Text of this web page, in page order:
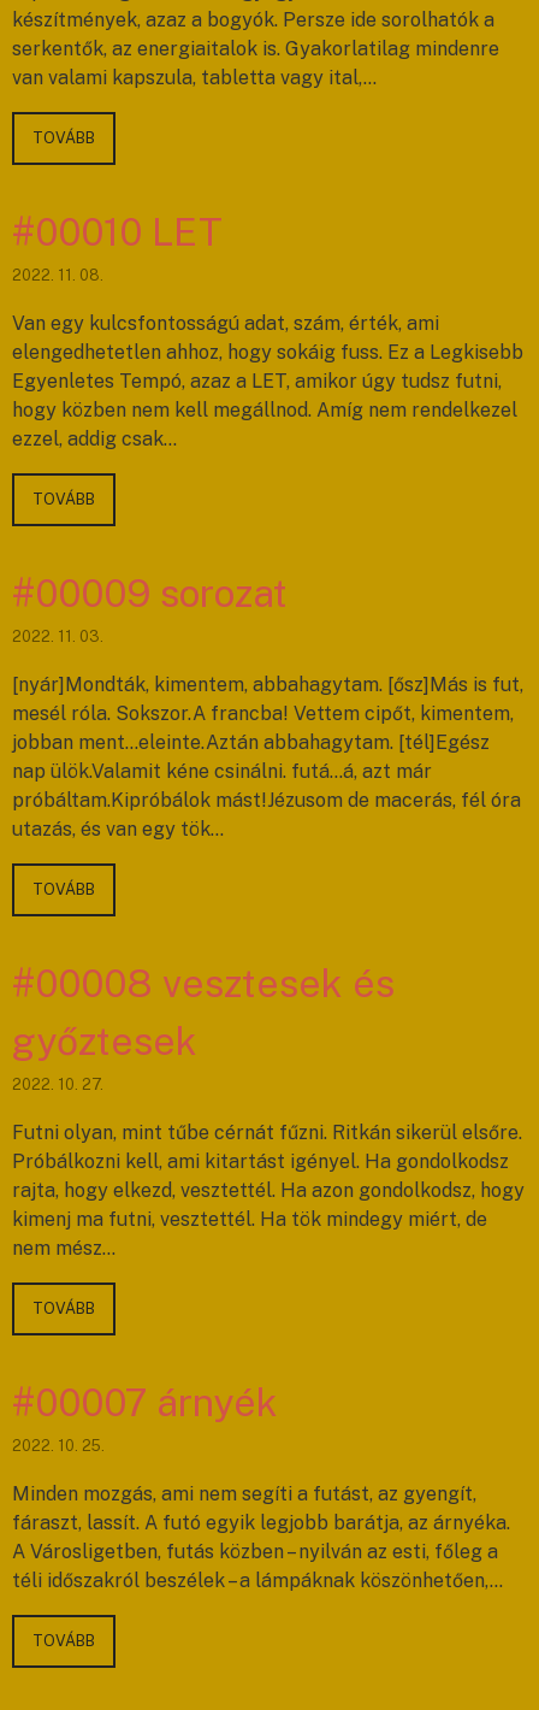
készítmények, azaz a bogyók. Persze ide sorolhatók a
serkentők, az energiaitalok is. Gyakorlatilag mindenre
van valami kapszula, tabletta vagy ital,…
TOVÁBB
#00010 LET
2022. 11. 08.
Van egy kulcsfontosságú adat, szám, érték, ami
elengedhetetlen ahhoz, hogy sokáig fuss. Ez a Legkisebb
Egyenletes Tempó, azaz a LET, amikor úgy tudsz futni,
hogy közben nem kell megállnod. Amíg nem rendelkezel
ezzel, addig csak…
TOVÁBB
#00009 sorozat
2022. 11. 03.
[nyár]Mondták, kimentem, abbahagytam. [ősz]Más is fut,
mesél róla. Sokszor.A francba! Vettem cipőt, kimentem,
jobban ment…eleinte.Aztán abbahagytam. [tél]Egész
nap ülök.Valamit kéne csinálni. futá…á, azt már
próbáltam.Kipróbálok mást!Jézusom de macerás, fél óra
utazás, és van egy tök…
TOVÁBB
#00008 vesztesek és
győztesek
2022. 10. 27.
Futni olyan, mint tűbe cérnát fűzni. Ritkán sikerül elsőre.
Próbálkozni kell, ami kitartást igényel. Ha gondolkodsz
rajta, hogy elkezd, vesztettél. Ha azon gondolkodsz, hogy
kimenj ma futni, vesztettél. Ha tök mindegy miért, de
nem mész…
TOVÁBB
#00007 árnyék
2022. 10. 25.
Minden mozgás, ami nem segíti a futást, az gyengít,
fáraszt, lassít. A futó egyik legjobb barátja, az árnyéka.
A Városligetben, futás közben – nyilván az esti, főleg a
téli időszakról beszélek – a lámpáknak köszönhetően,…
TOVÁBB